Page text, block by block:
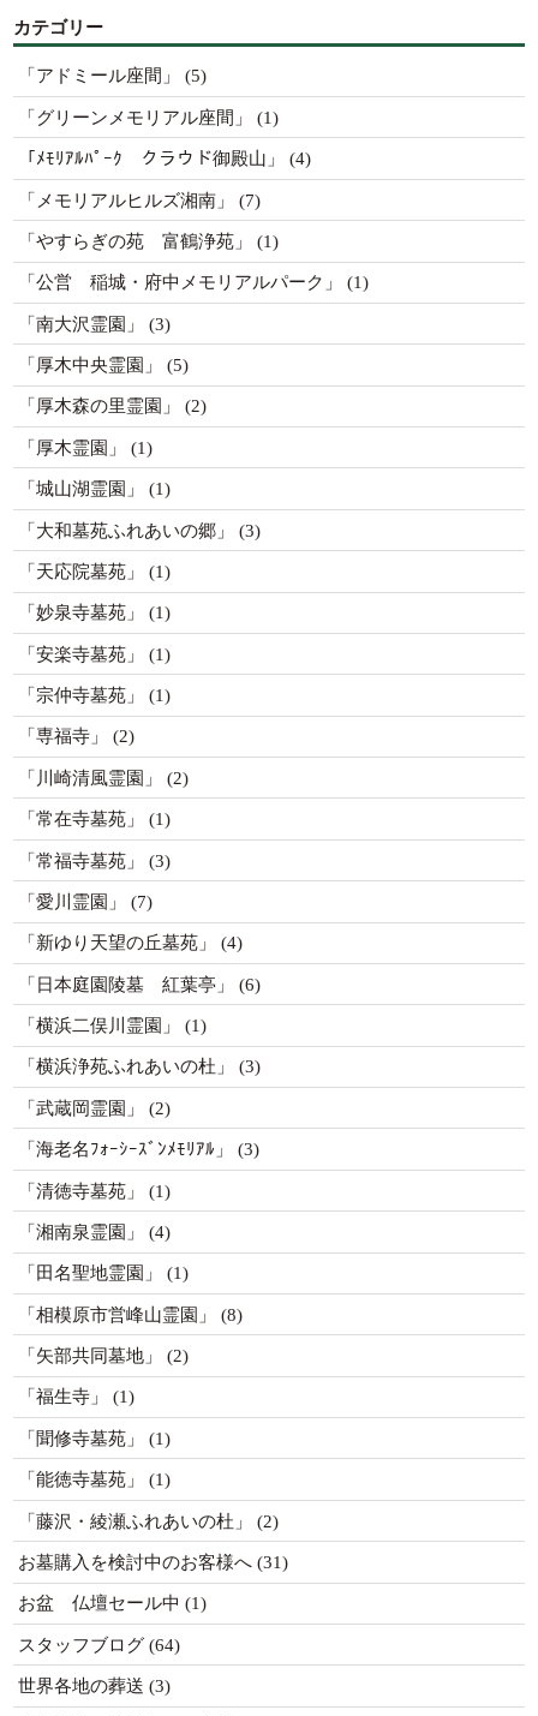
カテゴリー
「アドミール座間」 (5)
「グリーンメモリアル座間」 (1)
「ﾒﾓﾘｱﾙﾊﾟｰｸ クラウド御殿山」 (4)
「メモリアルヒルズ湘南」 (7)
「やすらぎの苑 富鶴浄苑」 (1)
「公営 稲城・府中メモリアルパーク」 (1)
「南大沢霊園」 (3)
「厚木中央霊園」 (5)
「厚木森の里霊園」 (2)
「厚木霊園」 (1)
「城山湖霊園」 (1)
「大和墓苑ふれあいの郷」 (3)
「天応院墓苑」 (1)
「妙泉寺墓苑」 (1)
「安楽寺墓苑」 (1)
「宗仲寺墓苑」 (1)
「専福寺」 (2)
「川崎清風霊園」 (2)
「常在寺墓苑」 (1)
「常福寺墓苑」 (3)
「愛川霊園」 (7)
「新ゆり天望の丘墓苑」 (4)
「日本庭園陵墓 紅葉亭」 (6)
「横浜二俣川霊園」 (1)
「横浜浄苑ふれあいの杜」 (3)
「武蔵岡霊園」 (2)
「海老名ﾌｫｰｼｰｽﾞﾝﾒﾓﾘｱﾙ」 (3)
「清徳寺墓苑」 (1)
「湘南泉霊園」 (4)
「田名聖地霊園」 (1)
「相模原市営峰山霊園」 (8)
「矢部共同墓地」 (2)
「福生寺」 (1)
「聞修寺墓苑」 (1)
「能徳寺墓苑」 (1)
「藤沢・綾瀬ふれあいの杜」 (2)
お墓購入を検討中のお客様へ(31)
お盆 仏壇セール中 (1)
スタッフブログ(64)
世界各地の葬送 (3)